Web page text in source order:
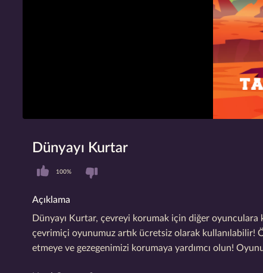
Dünyayı Kurtar
100%
Açıklama
Dünyayı Kurtar, çevreyi korumak için diğer
çevrimiçi oyunumuz artık ücretsiz olarak kullanılabilir!
etmeye ve gezegenimizi korumaya yardımcı olun!